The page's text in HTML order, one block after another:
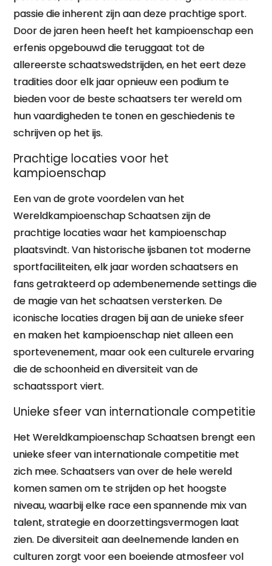
passie die inherent zijn aan deze prachtige sport.
Door de jaren heen heeft het kampioenschap een
erfenis opgebouwd die teruggaat tot de
allereerste schaatswedstrijden, en het eert deze
tradities door elk jaar opnieuw een podium te
bieden voor de beste schaatsers ter wereld om
hun vaardigheden te tonen en geschiedenis te
schrijven op het ijs.
Prachtige locaties voor het
kampioenschap
Een van de grote voordelen van het
Wereldkampioenschap Schaatsen zijn de
prachtige locaties waar het kampioenschap
plaatsvindt. Van historische ijsbanen tot moderne
sportfaciliteiten, elk jaar worden schaatsers en
fans getrakteerd op adembenemende settings die
de magie van het schaatsen versterken. De
iconische locaties dragen bij aan de unieke sfeer
en maken het kampioenschap niet alleen een
sportevenement, maar ook een culturele ervaring
die de schoonheid en diversiteit van de
schaatssport viert.
Unieke sfeer van internationale competitie
Het Wereldkampioenschap Schaatsen brengt een
unieke sfeer van internationale competitie met
zich mee. Schaatsers van over de hele wereld
komen samen om te strijden op het hoogste
niveau, waarbij elke race een spannende mix van
talent, strategie en doorzettingsvermogen laat
zien. De diversiteit aan deelnemende landen en
culturen zorgt voor een boeiende atmosfeer vol